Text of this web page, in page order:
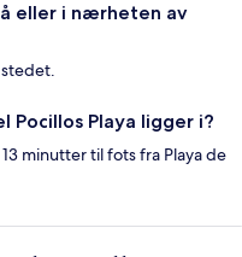
eller i nærheten av
Pocillos Playa ligger i?
minutter til fots fra Playa de